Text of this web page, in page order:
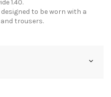
1.40.
to be worn with a
trousers.